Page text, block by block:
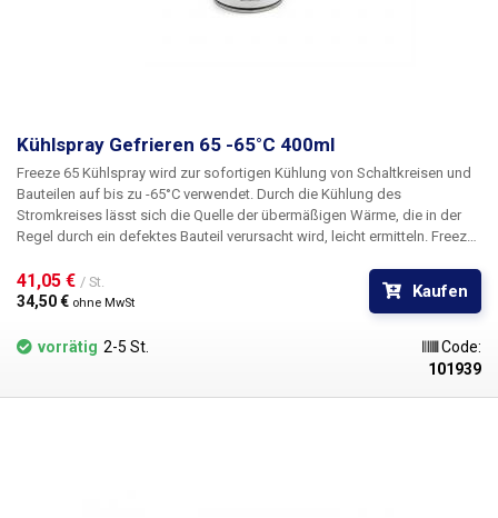
Kühlspray Gefrieren 65 -65°C 400ml
Freeze 65 Kühlspray wird zur sofortigen Kühlung von Schaltkreisen und
Bauteilen auf bis zu -65°C verwendet. Durch die Kühlung des
Stromkreises lässt sich die Quelle der übermäßigen Wärme, die in der
Regel durch ein defektes Bauteil verursacht wird, leicht ermitteln. Freeze
vor dem Löten und schützt sie so vor Zerstörung. Darüber hinaus kann
Freeze 65 zum Prüfen und Justieren von Thermoschaltern, Thermistoren,
kann auch zur Erkennung kalter Gelenke verwendet werden. Das Freeze
65 Gefrierspray hat noch viele weitere Einsatzmöglichkeiten, z.B. zum
41,05 € / St.
34,50 € ohne MwSt
Kaufen
vorrätig 2-5 St.
Code:
101939